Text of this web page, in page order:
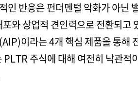
인 반응은 펀더멘털 악화가 아닌
와 상업적 견인력으로 전환되고
이라는 4개 핵심 제품을 통해
주식에 대해 여전히 낙관적